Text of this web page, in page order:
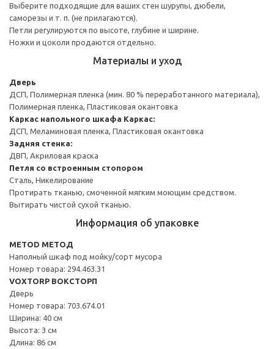
Выберите подходящие для ваших стен шурупы, дюбели,
саморезы и т. п. (не прилагаются).
Петли регулируются по высоте, глубине и ширине.
Ножки и цоколи продаются отдельно.
Материалы и уход
Дверь
ДСП, Полимерная пленка (мин. 80 % переработанного материала),
Полимерная пленка, Пластиковая окантовка
Каркас напольного шкафа Каркас:
ДСП, Меламиновая пленка, Пластиковая окантовка
Задняя стенка:
ДВП, Акриловая краска
Петля со встроенным стопором
Сталь, Никелирование
Протирать тканью, смоченной мягким моющим средством.
Вытирать чистой сухой тканью.
Информация об упаковке
METOD МЕТОД
Наполный шкаф под мойку/сорт мусора
Номер товара: 294.463.31
VOXTORP ВОКСТОРП
Дверь
Номер товара: 703.674.01
Ширина: 40 см
Высота: 3 см
Длина: 86 см